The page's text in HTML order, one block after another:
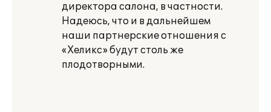
директора салона, в частности.
Надеюсь, что и в дальнейшем
наши партнерские отношения с
«Хеликс» будут столь же
плодотворными.